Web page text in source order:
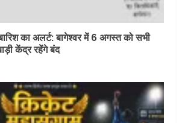
का अलर्ट: बागेश्वर में 6 अगस्त को सभी
केंद्र रहेंगे बंद